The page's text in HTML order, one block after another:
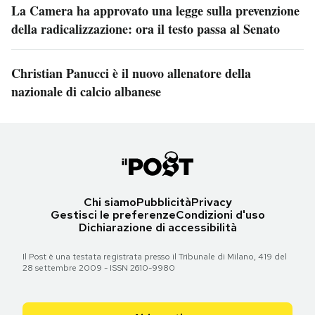
La Camera ha approvato una legge sulla prevenzione
della radicalizzazione: ora il testo passa al Senato
Christian Panucci è il nuovo allenatore della
nazionale di calcio albanese
Chi siamoPubblicitàPrivacy
Gestisci le preferenzeCondizioni d'uso
Dichiarazione di accessibilità
Il Post è una testata registrata presso il Tribunale di Milano, 419 del
28 settembre 2009 - ISSN 2610-9980